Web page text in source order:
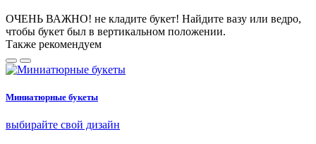
ОЧЕНЬ ВАЖНО! не кладите букет! Найдите вазу или ведро,
чтобы букет был в вертикальном положении.
Также рекомендуем
Миниатюрные букеты
выбирайте свой дизайн